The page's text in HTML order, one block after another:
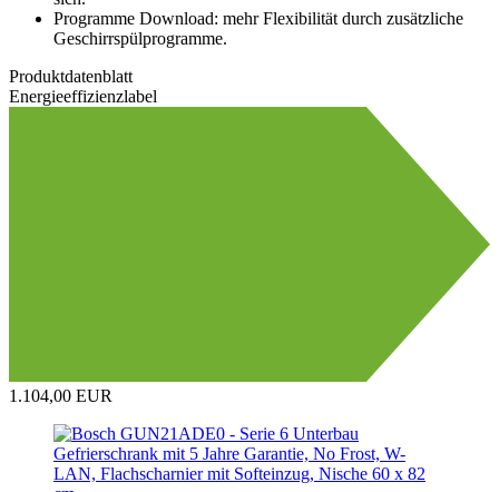
Programme Download: mehr Flexibilität durch zusätzliche
Geschirrspülprogramme.
Produktdatenblatt
Energieeffizienzlabel
A
1.104,00 EUR